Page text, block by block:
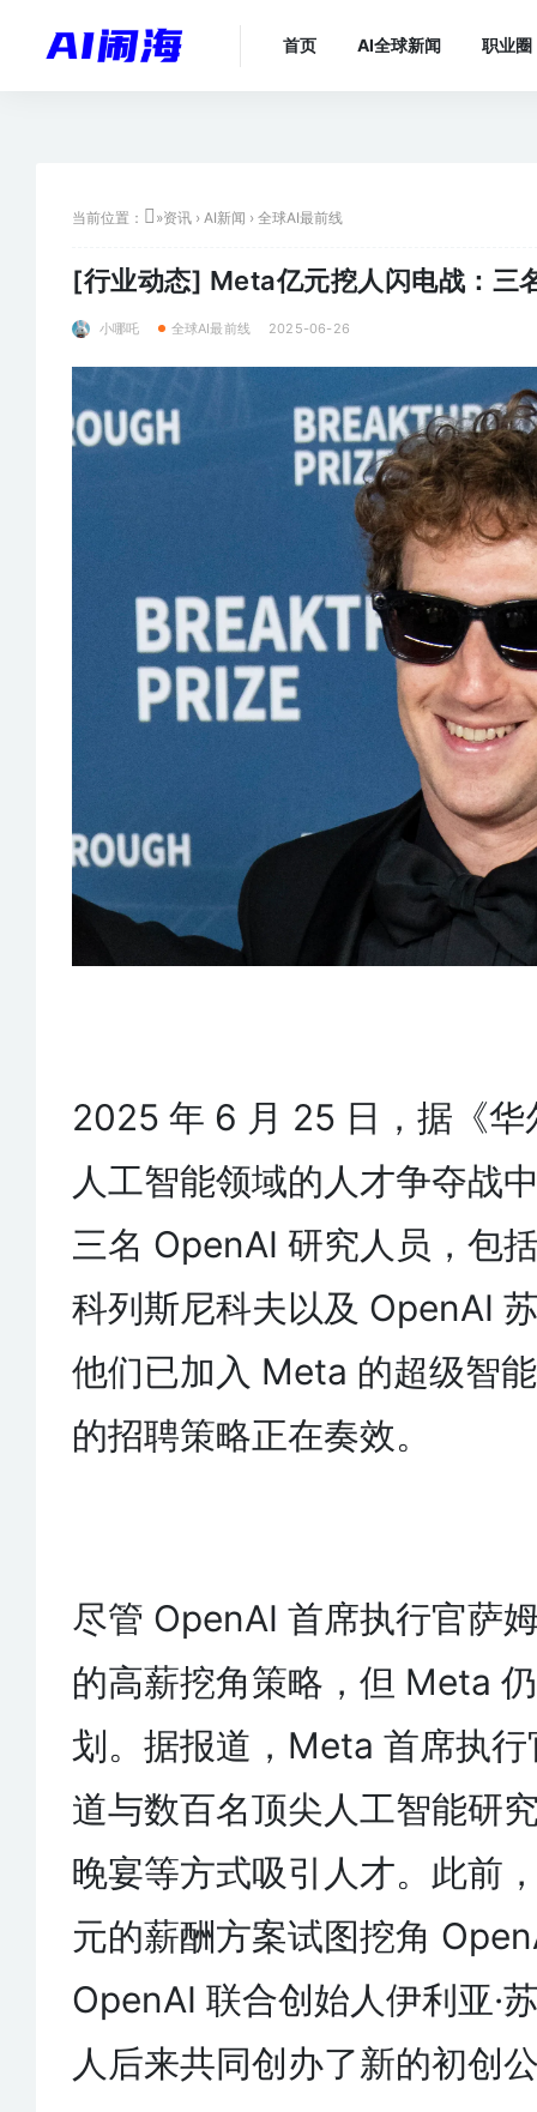
首页 AI全球新闻 职业圈
当前位置： »资讯 › AI新闻 › 全球AI最前线
[行业动态] Meta亿元挖人闪电战：三
小哪吒 全球AI最前线 2025-06-26
2025 年 6 月 25 日，据《
人工智能领域的人才争夺战
三名 OpenAI 研究人员，包
科列斯尼科夫以及 OpenAI
他们已加入 Meta 的超级智
的招聘策略正在奏效。
尽管 OpenAI 首席执行官萨
的高薪挖角策略，但 Meta
划。据报道，Meta 首席执
道与数百名顶尖人工智能研
晚宴等方式吸引人才。此前
元的薪酬方案试图挖角
OpenAI 联合创始人伊利亚·
人后来共同创办了新的初创